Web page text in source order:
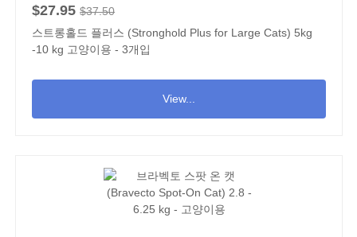
$27.95 $37.50
스트롱홀드 플러스 (Stronghold Plus for Large Cats) 5kg
-10 kg 고양이용 - 3개입
View...